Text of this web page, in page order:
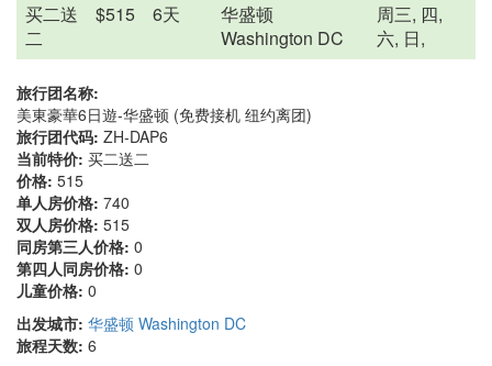
买二送
二
$515 6天
华盛顿
Washington DC
周三, 四,
六, 日,
旅行团名称:
美東豪華6日遊-华盛顿 (免费接机 纽约离团)
旅行团代码: ZH-DAP6
当前特价: 买二送二
价格: 515
单人房价格: 740
双人房价格: 515
同房第三人价格: 0
第四人同房价格: 0
儿童价格: 0
出发城市: 华盛顿 Washington DC
旅程天数: 6